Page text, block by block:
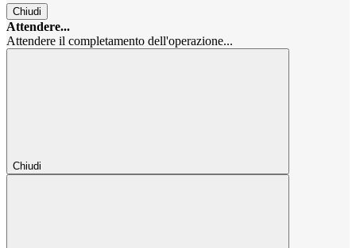
Chiudi
Attendere...
Attendere il completamento dell'operazione...
Chiudi